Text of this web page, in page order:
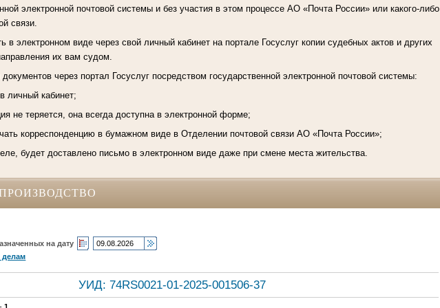
электронной почтовой системы и без участия в этом процессе АО «Почта России» или какого-либо
связи.
в электронном виде через свой личный кабинет на портале Госуслуг копии судебных актов и других
их вам судом.
через портал Госуслуг посредством государственной электронной почтовой системы:
личный кабинет;
не теряется, она всегда доступна в электронной форме;
корреспонденцию в бумажном виде в Отделении почтовой связи АО «Почта России»;
будет доставлено письмо в электронном виде даже при смене места жительства.
на дату
УИД: 74RS0021-01-2025-001506-37